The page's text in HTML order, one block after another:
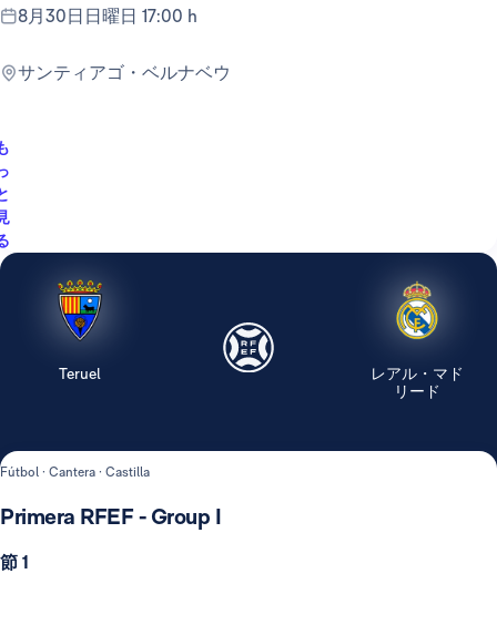
8月30日日曜日 17:00 h
サンティアゴ・ベルナベウ
Teruel
レアル・マド
リード
Fútbol · Cantera · Castilla
Primera RFEF - Group I
節 1